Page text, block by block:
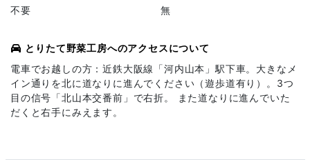
不要
無
とりたて野菜工房へのアクセスについて
電車でお越しの方：近鉄大阪線「河内山本」駅下車。大きなメ
イン通りを北に道なりに進んでください（遊歩道有り）。3つ
目の信号「北山本交番前」で右折。 また道なりに進んでいた
だくと右手にみえます。